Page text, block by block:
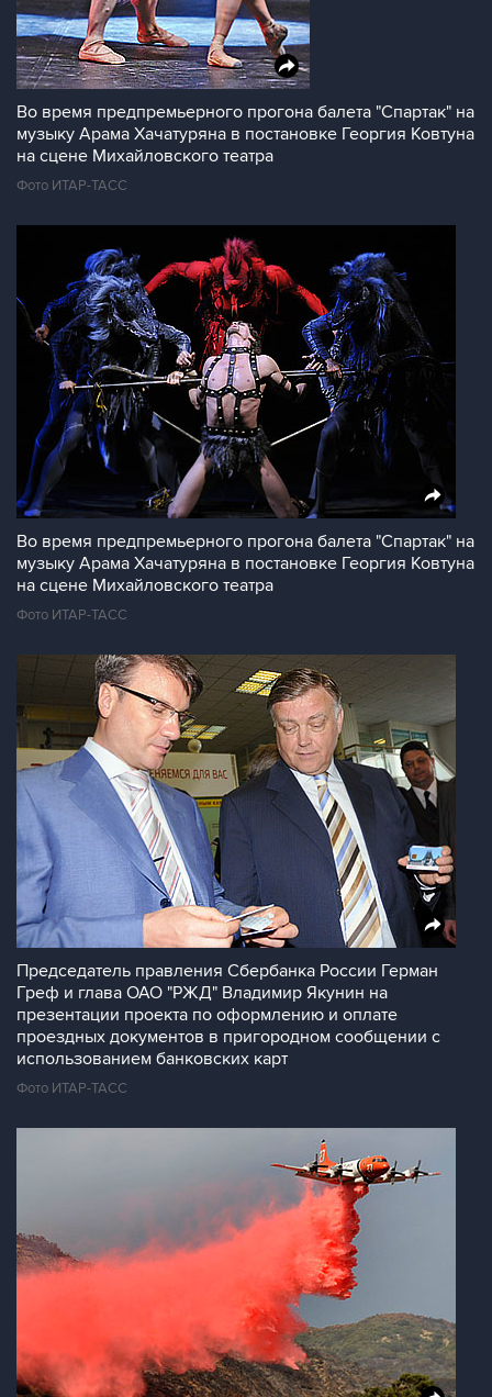
Во время предпремьерного прогона балета "Спартак" на
музыку Арама Хачатуряна в постановке Георгия Ковтуна
на сцене Михайловского театра
Фото ИТАР-ТАСС
Во время предпремьерного прогона балета "Спартак" на
музыку Арама Хачатуряна в постановке Георгия Ковтуна
на сцене Михайловского театра
Фото ИТАР-ТАСС
Председатель правления Сбербанка России Герман
Греф и глава ОАО "РЖД" Владимир Якунин на
презентации проекта по оформлению и оплате
проездных документов в пригородном сообщении с
использованием банковских карт
Фото ИТАР-ТАСС